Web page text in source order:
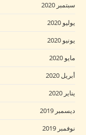
سبتمبر 2020
يوليو 2020
يونيو 2020
مايو 2020
أبريل 2020
يناير 2020
ديسمبر 2019
نوفمبر 2019